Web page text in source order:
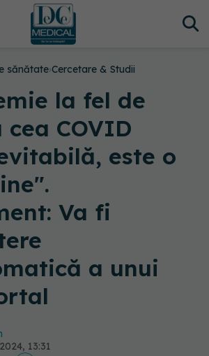
sănătate›Cercetare & Studii
la fel de
cea COVID
este o
Va fi
a unui
13:31